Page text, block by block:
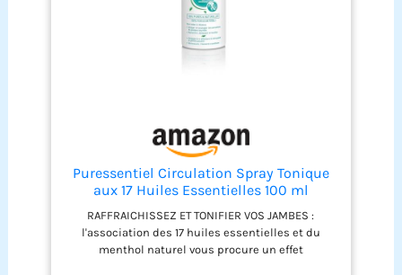
Puressentiel Circulation Spray Tonique
aux 17 Huiles Essentielles 100 ml
RAFFRAICHISSEZ ET TONIFIER VOS JAMBES :
l'association des 17 huiles essentielles et du
menthol naturel vous procure un effet